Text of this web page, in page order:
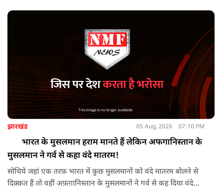
झारखंड 05 Aug, 2026 07:10 PM
भारत के मुसलमान हराम मानते हैं लेकिन अफगानिस्तान के
मुसलमान ने गर्व से कहा वंदे मातरम!
सोचिये जहां एक तरफ़ भारत में कुछ मुसलमानों को वंदे मातरम बोलने से
दिक़्क़त हैं तो वहीं अफ़ग़ानिस्तान के मुसलमानों ने गर्व से कह दिया वंदे